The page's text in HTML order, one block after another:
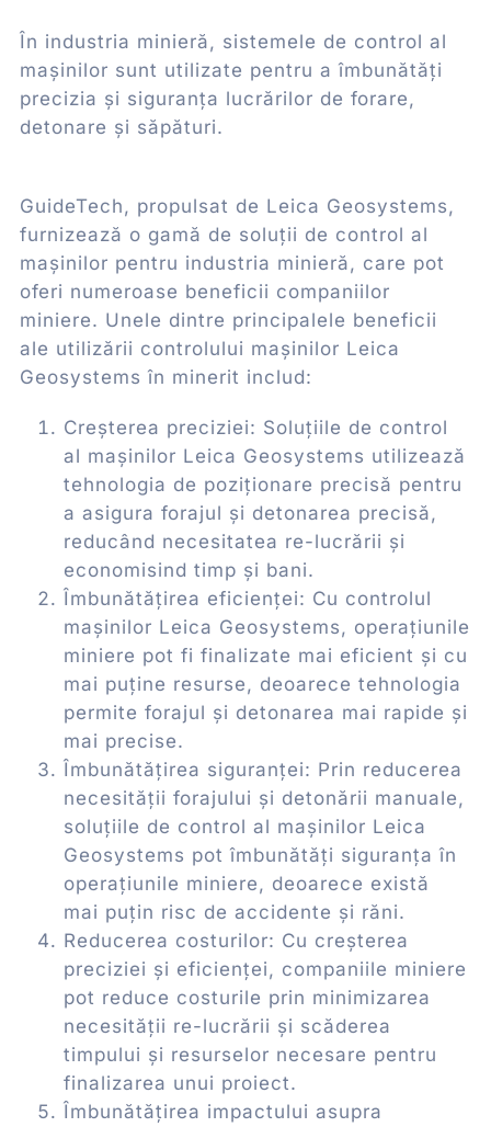
În industria minieră, sistemele de control al
mașinilor sunt utilizate pentru a îmbunătăți
precizia și siguranța lucrărilor de forare,
detonare și săpături.
GuideTech, propulsat de Leica Geosystems,
furnizează o gamă de soluții de control al
mașinilor pentru industria minieră, care pot
oferi numeroase beneficii companiilor
miniere. Unele dintre principalele beneficii
ale utilizării controlului mașinilor Leica
Geosystems în minerit includ:
Creșterea preciziei: Soluțiile de control
al mașinilor Leica Geosystems utilizează
tehnologia de poziționare precisă pentru
a asigura forajul și detonarea precisă,
reducând necesitatea re-lucrării și
economisind timp și bani.
Îmbunătățirea eficienței: Cu controlul
mașinilor Leica Geosystems, operațiunile
miniere pot fi finalizate mai eficient și cu
mai puține resurse, deoarece tehnologia
permite forajul și detonarea mai rapide și
mai precise.
Îmbunătățirea siguranței: Prin reducerea
necesității forajului și detonării manuale,
soluțiile de control al mașinilor Leica
Geosystems pot îmbunătăți siguranța în
operațiunile miniere, deoarece există
mai puțin risc de accidente și răni.
Reducerea costurilor: Cu creșterea
preciziei și eficienței, companiile miniere
pot reduce costurile prin minimizarea
necesității re-lucrării și scăderea
timpului și resurselor necesare pentru
finalizarea unui proiect.
Îmbunătățirea impactului asupra